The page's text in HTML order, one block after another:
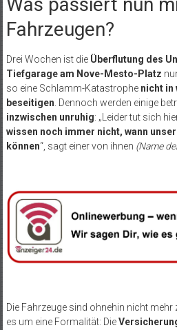
Fahrzeugen?
Drei Wochen ist die Überflutung des
Tiefgarage am Nove-Mesto-Platz
so eine Schlamm-Katastrophe nicht in
beseitigen . Dennoch werden einige
inzwischen unruhig: „Leider tut sich
wissen noch immer nicht, wann
können“, sagt einer von ihnen (Name
Die Fahrzeuge sind ohnehin nicht
es um eine Formalität: Die